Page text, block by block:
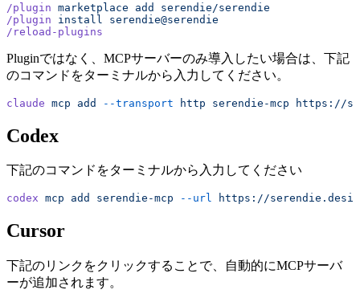
/plugin marketplace add
serendie/serendie
/plugin install
serendie@serendie
/reload-plugins
Pluginではなく、MCPサーバーのみ導入したい場合は、下記
のコマンドをターミナルから入力してください。
claude mcp add --transport http serendie-mcp https://
Codex
下記のコマンドをターミナルから入力してください
codex mcp add serendie-mcp --url https://
Cursor
下記のリンクをクリックすることで、自動的にMCPサーバ
ーが追加されます。